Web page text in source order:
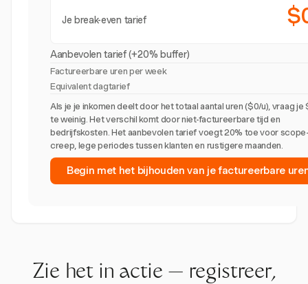
Je break-even tarief
Aanbevolen tarief (+20% buffer)
Factureerbare uren per week
Equivalent dagtarief
Als je je inkomen deelt door het totaal aantal uren ($0/u), vraag je
te weinig. Het verschil komt door niet-factureerbare tijd en
bedrijfskosten. Het aanbevolen tarief voegt 20% toe voor scope-
creep, lege periodes tussen klanten en rustigere maanden.
Begin met het bijhouden van je factureerbare
Zie het in actie — registreer,